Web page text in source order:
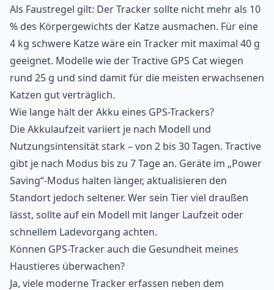
Als Faustregel gilt: Der Tracker sollte nicht mehr als 10
% des Körpergewichts der Katze ausmachen. Für eine
4 kg schwere Katze wäre ein Tracker mit maximal 40 g
geeignet. Modelle wie der Tractive GPS Cat wiegen
rund 25 g und sind damit für die meisten erwachsenen
Katzen gut verträglich.
Wie lange hält der Akku eines GPS-Trackers?
Die Akkulaufzeit variiert je nach Modell und
Nutzungsintensität stark – von 2 bis 30 Tagen. Tractive
gibt je nach Modus bis zu 7 Tage an. Geräte im „Power
Saving“-Modus halten länger, aktualisieren den
Standort jedoch seltener. Wer sein Tier viel draußen
lässt, sollte auf ein Modell mit langer Laufzeit oder
schnellem Ladevorgang achten.
Können GPS-Tracker auch die Gesundheit meines
Haustieres überwachen?
Ja, viele moderne Tracker erfassen neben dem